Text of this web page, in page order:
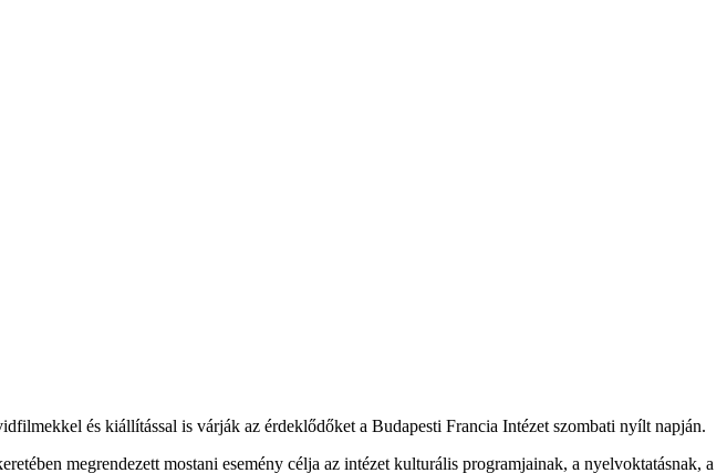
és kiállítással is várják az érdeklődőket a Budapesti Francia Intézet szombati nyílt napján.
megrendezett mostani esemény célja az intézet kulturális programjainak, a nyelvoktatásnak, a